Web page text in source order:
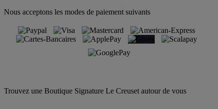
Nous acceptons les modes de paiement suivants
Trouvez une Boutique Signature Le Creuset autour de vous